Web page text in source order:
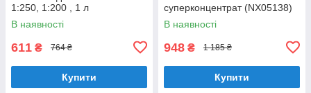
1:250, 1:200 , 1 л
В наявності
611 ₴ 764 ₴
Купити
суперконцентрат (NX05138)
В наявності
948 ₴ 1 185 ₴
Купити